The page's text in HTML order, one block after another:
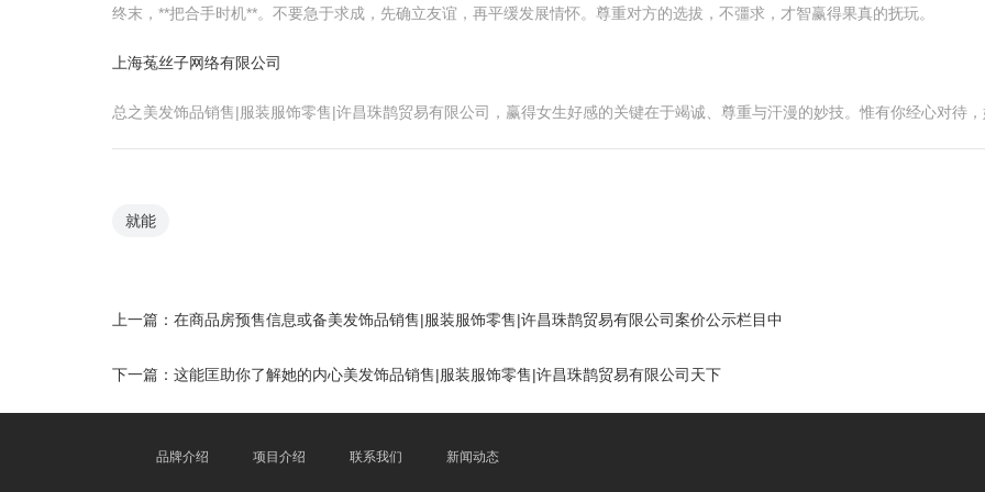
终末，**把合手时机**。不要急于求成，先确立友谊，再平缓发展情怀。尊重对方的选拔，不彊求，才智赢得果真的抚玩。
上海菟丝子网络有限公司
总之美发饰品销售|服装服饰零售|许昌珠鹊贸易有限公司，赢得女生好感的关键在于竭诚、尊重与汗漫的妙技。惟有你经心对待，
就能
上一篇： 在商品房预售信息或备美发饰品销售|服装服饰零售|许昌珠鹊贸易有限公司案价公示栏目中
下一篇： 这能匡助你了解她的内心美发饰品销售|服装服饰零售|许昌珠鹊贸易有限公司天下
品牌介绍 项目介绍 联系我们 新闻动态